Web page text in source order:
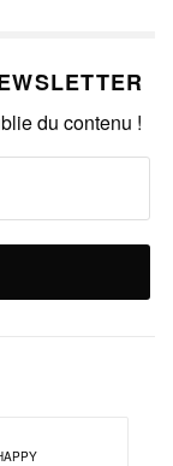
du contenu !